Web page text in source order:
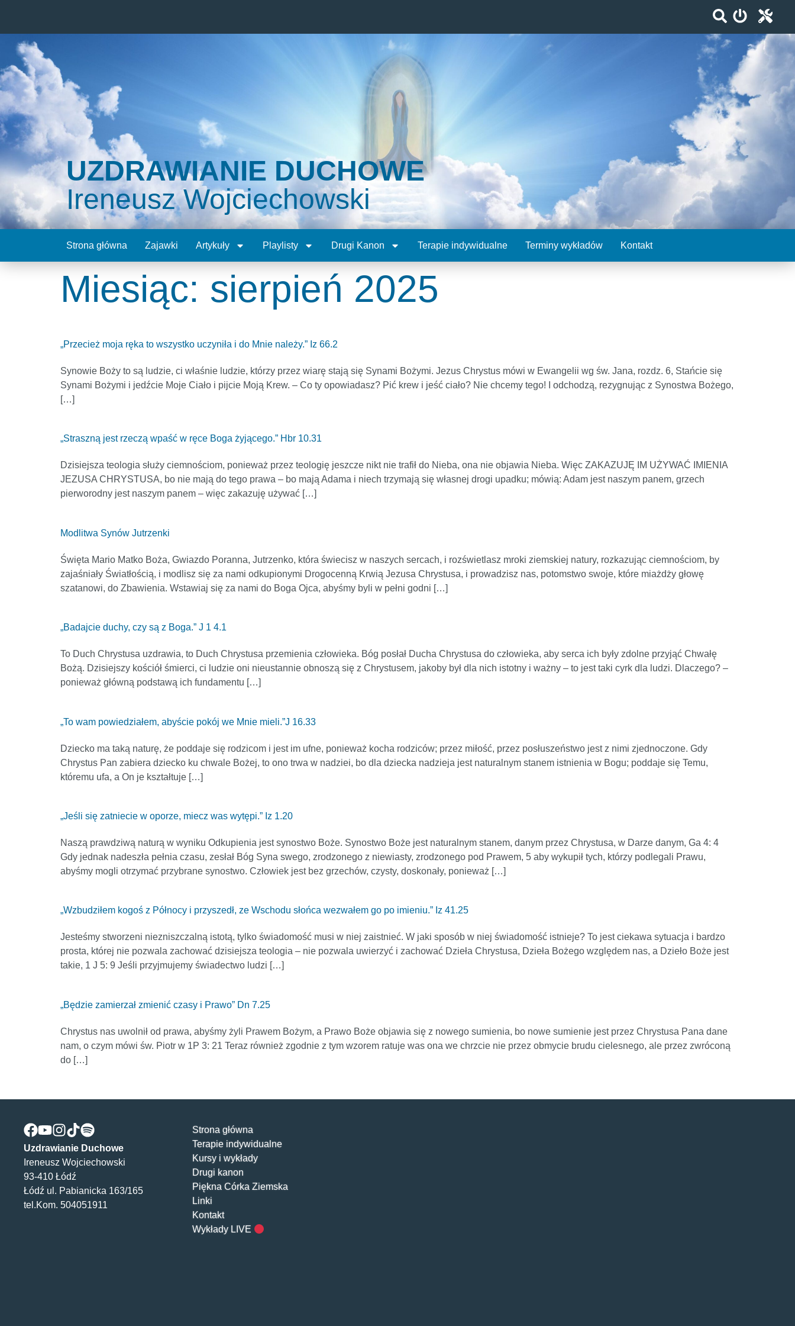
UZDRAWIANIE DUCHOWE
Ireneusz Wojciechowski
Strona główna Zajawki Artykuły Playlisty Drugi Kanon Terapie indywidualne Terminy wykładów Kontakt
Miesiąc: sierpień 2025
„Przecież moja ręka to wszystko uczyniła i do Mnie należy.” Iz 66.2
Synowie Boży to są ludzie, ci właśnie ludzie, którzy przez wiarę stają się Synami Bożymi. Jezus Chrystus mówi w Ewangelii wg św. Jana, rozdz. 6, Stańcie się
Synami Bożymi i jedźcie Moje Ciało i pijcie Moją Krew. – Co ty opowiadasz? Pić krew i jeść ciało? Nie chcemy tego! I odchodzą, rezygnując z Synostwa Bożego,
[…]
„Straszną jest rzeczą wpaść w ręce Boga żyjącego.” Hbr 10.31
Dzisiejsza teologia służy ciemnościom, ponieważ przez teologię jeszcze nikt nie trafił do Nieba, ona nie objawia Nieba. Więc ZAKAZUJĘ IM UŻYWAĆ IMIENIA
JEZUSA CHRYSTUSA, bo nie mają do tego prawa – bo mają Adama i niech trzymają się własnej drogi upadku; mówią: Adam jest naszym panem, grzech
pierworodny jest naszym panem – więc zakazuję używać […]
Modlitwa Synów Jutrzenki
Święta Mario Matko Boża, Gwiazdo Poranna, Jutrzenko, która świecisz w naszych sercach, i rozświetlasz mroki ziemskiej natury, rozkazując ciemnościom, by
zajaśniały Światłością, i modlisz się za nami odkupionymi Drogocenną Krwią Jezusa Chrystusa, i prowadzisz nas, potomstwo swoje, które miażdży głowę
szatanowi, do Zbawienia. Wstawiaj się za nami do Boga Ojca, abyśmy byli w pełni godni […]
„Badajcie duchy, czy są z Boga.” J 1 4.1
To Duch Chrystusa uzdrawia, to Duch Chrystusa przemienia człowieka. Bóg posłał Ducha Chrystusa do człowieka, aby serca ich były zdolne przyjąć Chwałę
Bożą. Dzisiejszy kościół śmierci, ci ludzie oni nieustannie obnoszą się z Chrystusem, jakoby był dla nich istotny i ważny – to jest taki cyrk dla ludzi. Dlaczego? –
ponieważ główną podstawą ich fundamentu […]
„To wam powiedziałem, abyście pokój we Mnie mieli.”J 16.33
Dziecko ma taką naturę, że poddaje się rodzicom i jest im ufne, ponieważ kocha rodziców; przez miłość, przez posłuszeństwo jest z nimi zjednoczone. Gdy
Chrystus Pan zabiera dziecko ku chwale Bożej, to ono trwa w nadziei, bo dla dziecka nadzieja jest naturalnym stanem istnienia w Bogu; poddaje się Temu,
któremu ufa, a On je kształtuje […]
„Jeśli się zatniecie w oporze, miecz was wytępi.” Iz 1.20
Naszą prawdziwą naturą w wyniku Odkupienia jest synostwo Boże. Synostwo Boże jest naturalnym stanem, danym przez Chrystusa, w Darze danym, Ga 4: 4
Gdy jednak nadeszła pełnia czasu, zesłał Bóg Syna swego, zrodzonego z niewiasty, zrodzonego pod Prawem, 5 aby wykupił tych, którzy podlegali Prawu,
abyśmy mogli otrzymać przybrane synostwo. Człowiek jest bez grzechów, czysty, doskonały, ponieważ […]
„Wzbudziłem kogoś z Północy i przyszedł, ze Wschodu słońca wezwałem go po imieniu.” Iz 41.25
Jesteśmy stworzeni niezniszczalną istotą, tylko świadomość musi w niej zaistnieć. W jaki sposób w niej świadomość istnieje? To jest ciekawa sytuacja i bardzo
prosta, której nie pozwala zachować dzisiejsza teologia – nie pozwala uwierzyć i zachować Dzieła Chrystusa, Dzieła Bożego względem nas, a Dzieło Boże jest
takie, 1 J 5: 9 Jeśli przyjmujemy świadectwo ludzi […]
„Będzie zamierzał zmienić czasy i Prawo” Dn 7.25
Chrystus nas uwolnił od prawa, abyśmy żyli Prawem Bożym, a Prawo Boże objawia się z nowego sumienia, bo nowe sumienie jest przez Chrystusa Pana dane
nam, o czym mówi św. Piotr w 1P 3: 21 Teraz również zgodnie z tym wzorem ratuje was ona we chrzcie nie przez obmycie brudu cielesnego, ale przez zwróconą
do […]
Uzdrawianie Duchowe
Ireneusz Wojciechowski
93-410 Łódź
Łódź ul. Pabianicka 163/165
tel.Kom. 504051911
Strona główna
Terapie indywidualne
Kursy i wykłady
Drugi kanon
Piękna Córka Ziemska
Linki
Kontakt
Wykłady LIVE